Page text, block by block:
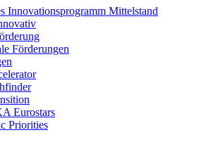
Innovationsprogramm Mittelstand
Förderungen
Eurostars
Priorities